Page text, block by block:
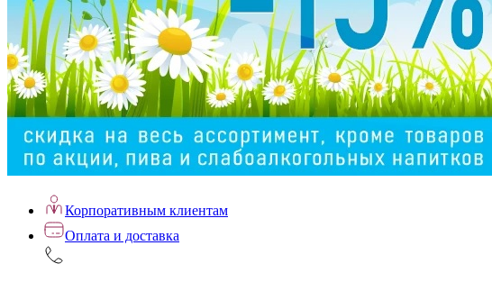
Корпоративным клиентам
Оплата и доставка